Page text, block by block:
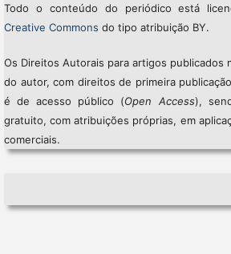
Todo o conteúdo do periódico está
Creative Commons do tipo atribuição BY.
Os Direitos Autorais para artigos publicados
do autor, com direitos de primeira
é de acesso público (Open Access),
gratuito, com atribuições próprias, em
comerciais.